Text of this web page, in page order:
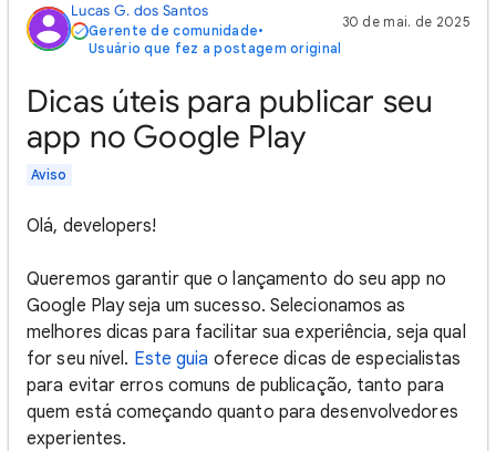
Lucas G. dos Santos
Gerente de comunidade•
Usuário que fez a postagem original
30 de mai. de 2025
Dicas úteis para publicar seu
app no Google Play
Aviso
Olá, developers!
Queremos garantir que o lançamento do seu app no
Google Play seja um sucesso. Selecionamos as
melhores dicas para facilitar sua experiência, seja qual
for seu nível. Este guia oferece dicas de especialistas
para evitar erros comuns de publicação, tanto para
quem está começando quanto para desenvolvedores
experientes.